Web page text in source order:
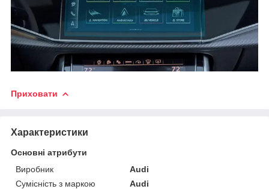
Приховати
Характеристики
Основні атрибути
Виробник
Audi
Сумісність з маркою
Audi